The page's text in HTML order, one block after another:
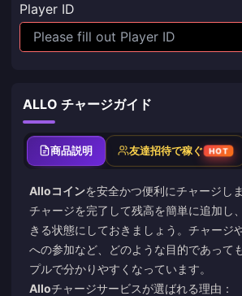
Player ID
ALLO チャージガイド
商品説明 友達招待で稼ぐ HOT
Alloコインを安全かつ便利にチャージし
チャージを完了して残高を簡単に追加し
きる状態にしておきましょう。チャージ
への参加など、どのような目的であって
プルで分かりやすくなっています。
Alloチャージサービスが選ばれる理由：